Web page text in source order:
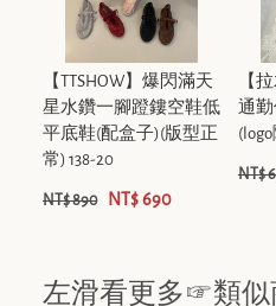
【TTSHOW】爆閃滿天
星水鑽一腳蹬鏤空鞋低
平底鞋(配盒子)(版型正
常) 138-20
NT$ 890 NT$ 690
【
通
NT$
左滑看更多☞類似